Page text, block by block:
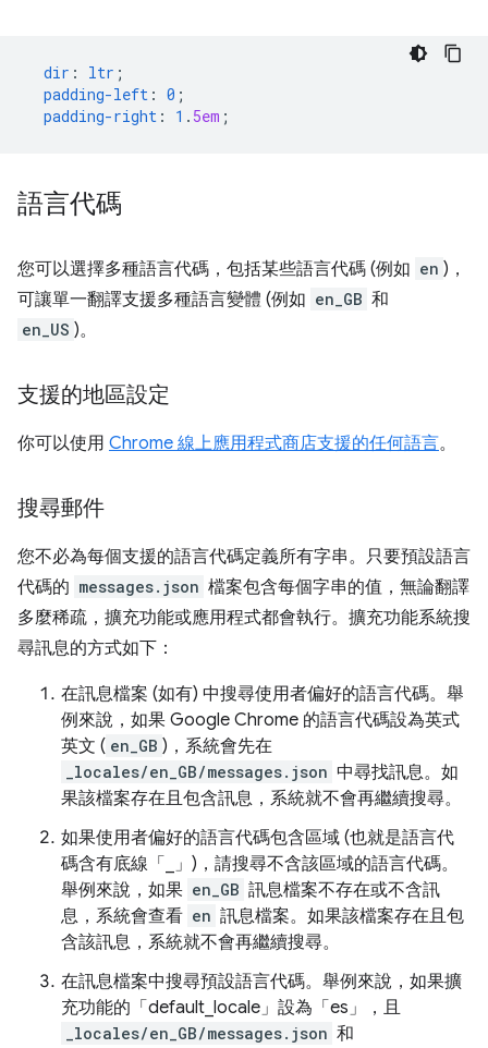
dir : ltr ;
padding-left : 0 ;
padding-right : 1 . 5em ;
語言代碼
您可以選擇多種語言代碼，包括某些語言代碼 (例如 en )，
可讓單一翻譯支援多種語言變體 (例如 en_GB 和
en_US )。
支援的地區設定
你可以使用 Chrome 線上應用程式商店支援的任何語言。
搜尋郵件
您不必為每個支援的語言代碼定義所有字串。只要預設語言
代碼的 messages.json 檔案包含每個字串的值，無論翻譯
多麼稀疏，擴充功能或應用程式都會執行。擴充功能系統搜
尋訊息的方式如下：
在訊息檔案 (如有) 中搜尋使用者偏好的語言代碼。舉
例來說，如果 Google Chrome 的語言代碼設為英式
英文 ( en_GB )，系統會先在
_locales/en_GB/messages.json 中尋找訊息。如
果該檔案存在且包含訊息，系統就不會再繼續搜尋。
如果使用者偏好的語言代碼包含區域 (也就是語言代
碼含有底線「_」)，請搜尋不含該區域的語言代碼。
舉例來說，如果 en_GB 訊息檔案不存在或不含訊
息，系統會查看 en 訊息檔案。如果該檔案存在且包
含該訊息，系統就不會再繼續搜尋。
在訊息檔案中搜尋預設語言代碼。舉例來說，如果擴
充功能的「default_locale」設為「es」，且
_locales/en_GB/messages.json 和